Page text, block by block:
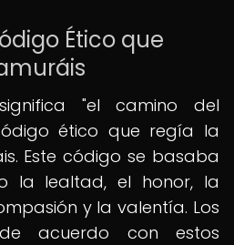
Ético que
"el camino del
ético que regía la
Este código se basaba
la lealtad, el honor, la
y la valentía. Los
acuerdo con estos